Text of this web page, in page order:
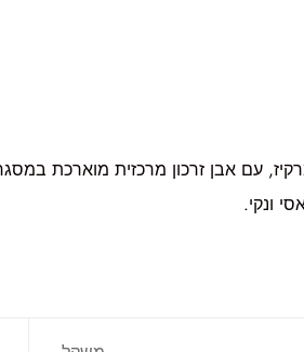
עם אבן זרכון מרכזית מוארכת
ונקי.